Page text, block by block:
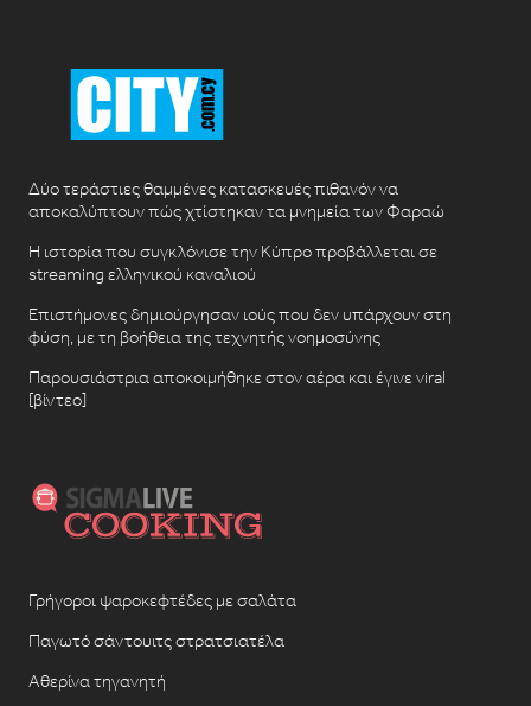
Δύο τεράστιες θαμμένες κατασκευές πιθανόν να
αποκαλύπτουν πώς χτίστηκαν τα μνημεία των Φαραώ
Η ιστορία που συγκλόνισε την Κύπρο προβάλλεται σε
streaming ελληνικού καναλιού
Επιστήμονες δημιούργησαν ιούς που δεν υπάρχουν στη
φύση, με τη βοήθεια της τεχνητής νοημοσύνης
Παρουσιάστρια αποκοιμήθηκε στον αέρα και έγινε viral
[βίντεο]
Γρήγοροι ψαροκεφτέδες με σαλάτα
Παγωτό σάντουιτς στρατσιατέλα
Αθερίνα τηγανητή